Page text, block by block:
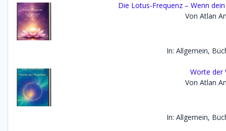
Die Lotus-Frequenz – Wenn
Von Atlan
In: Allgemein,
Worte der
Von Atlan
In: Allgemein,